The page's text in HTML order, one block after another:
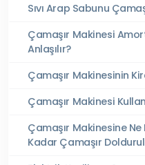
Sıvı Arap Sabunu
Çamaşır Makinesi
Anlaşılır?
Çamaşır Makinesinin
Çamaşır Makinesi
Çamaşır Makinesine
Kadar Çamaşır